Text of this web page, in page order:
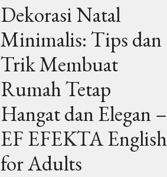
Dekorasi Natal
Minimalis: Tips dan
Trik Membuat
Rumah Tetap
Hangat dan Elegan –
EF EFEKTA English
for Adults